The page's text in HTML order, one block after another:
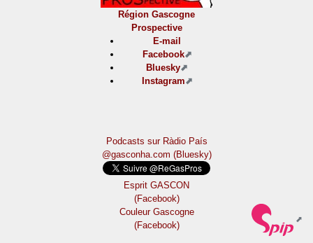
Région Gascogne
Prospective
E-mail
Facebook
Bluesky
Instagram
Podcasts sur Ràdio País
@gasconha.com (Bluesky)
Esprit GASCON
(Facebook)
Couleur Gascogne
(Facebook)